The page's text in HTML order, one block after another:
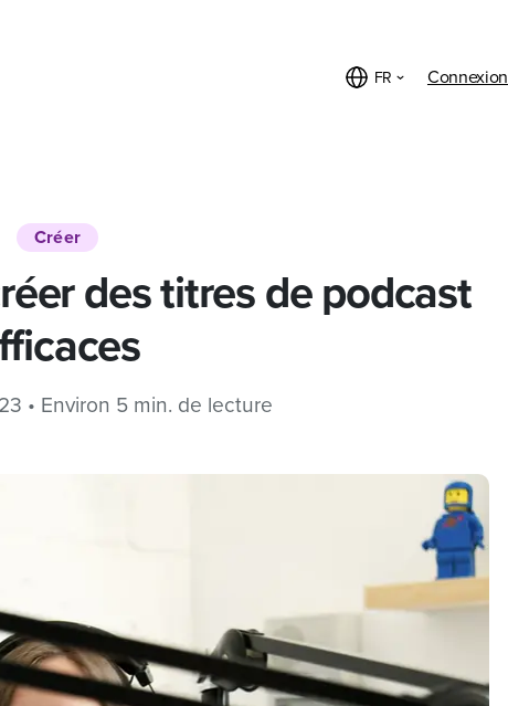
FR Connexion
Créer
des titres de podcast
• Environ 5 min. de lecture